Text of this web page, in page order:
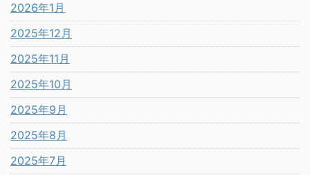
2026年1月
2025年12月
2025年11月
2025年10月
2025年9月
2025年8月
2025年7月